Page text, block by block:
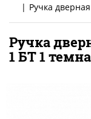
Ручка
Ручка
1 БТ 1